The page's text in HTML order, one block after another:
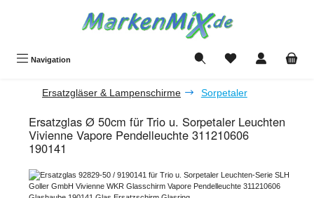
Navigation Du hast 0 Produkte
Ersatzgläser & Lampenschirme Sorpetaler
Ersatzglas Ø 50cm für Trio u. Sorpetaler Leuchten
Vivienne Vapore Pendelleuchte 311210606
190141
Bildergalerie überspringen